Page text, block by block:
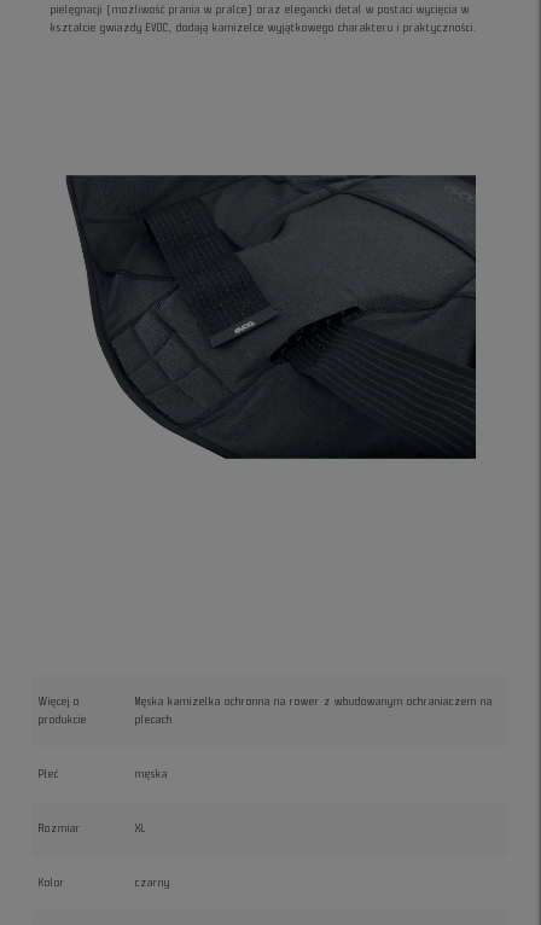
pielęgnacji (możliwość prania w pralce) oraz elegancki detal w postaci wycięcia w
kształcie gwiazdy EVOC, dodają kamizelce wyjątkowego charakteru i praktyczności.
Więcej o
produkcie
Męska kamizelka ochronna na rower z wbudowanym ochraniaczem na
plecach
Płeć męska
Rozmiar XL
Kolor czarny